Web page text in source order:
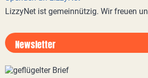
LizzyNet ist gemeinnützig. Wir freuen
Newsletter